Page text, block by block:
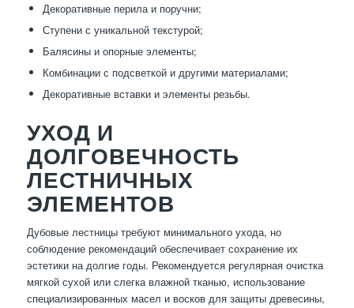
Декоративные перила и поручни;
Ступени с уникальной текстурой;
Балясины и опорные элементы;
Комбинации с подсветкой и другими материалами;
Декоративные вставки и элементы резьбы.
УХОД И
ДОЛГОВЕЧНОСТЬ
ЛЕСТНИЧНЫХ
ЭЛЕМЕНТОВ
Дубовые лестницы требуют минимального ухода, но
соблюдение рекомендаций обеспечивает сохранение их
эстетики на долгие годы. Рекомендуется регулярная очистка
мягкой сухой или слегка влажной тканью, использование
специализированных масел и восков для защиты древесины,